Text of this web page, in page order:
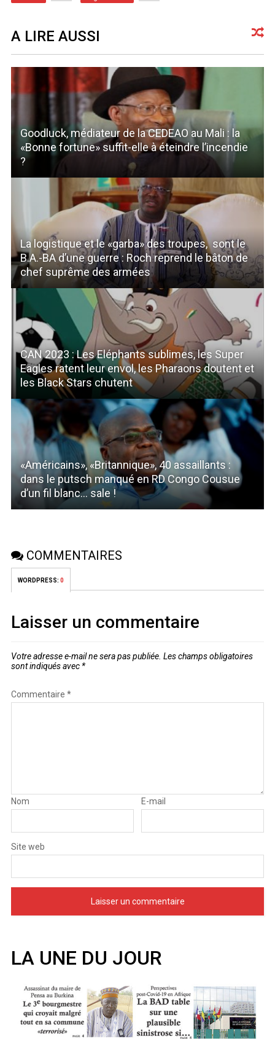
A LIRE AUSSI
Goodluck, médiateur de la CEDEAO au Mali : la
«Bonne fortune» suffit-elle à éteindre l’incendie
?
La logistique et le «garba» des troupes, sont le
B.A.-BA d’une guerre : Roch reprend le bâton de
chef suprême des armées
CAN 2023 : Les Eléphants sublimes, les Super
Eagles ratent leur envol, les Pharaons doutent et
les Black Stars chutent
«Américains», «Britannique», 40 assaillants :
dans le putsch manqué en RD Congo Cousue
d’un fil blanc… sale !
COMMENTAIRES
WORDPRESS: 0
Laisser un commentaire
Votre adresse e-mail ne sera pas publiée. Les champs obligatoires
sont indiqués avec *
Commentaire *
Nom E-mail
Site web
LA UNE DU JOUR